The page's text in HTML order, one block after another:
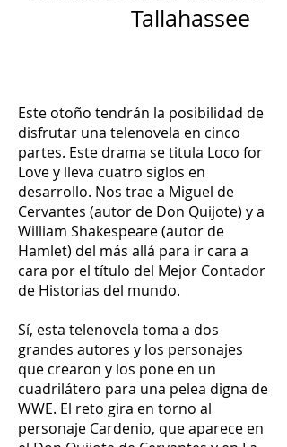
Tallahassee
Este otoño tendrán la posibilidad de
disfrutar una telenovela en cinco
partes. Este drama se titula Loco for
Love y lleva cuatro siglos en
desarrollo. Nos trae a Miguel de
Cervantes (autor de Don Quijote) y a
William Shakespeare (autor de
Hamlet) del más allá para ir cara a
cara por el título del Mejor Contador
de Historias del mundo.
Sí, esta telenovela toma a dos
grandes autores y los personajes
que crearon y los pone en un
cuadrilátero para una pelea digna de
WWE. El reto gira en torno al
personaje Cardenio, que aparece en